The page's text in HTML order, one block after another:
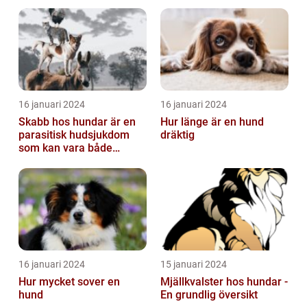
16 januari 2024
Skabb hos hundar är en
parasitisk hudsjukdom
som kan vara både
för våra fy...
16 januari 2024
Hur länge är en hund
dräktig
16 januari 2024
Hur mycket sover en
hund
15 januari 2024
Mjällkvalster hos hundar -
En grundlig översikt